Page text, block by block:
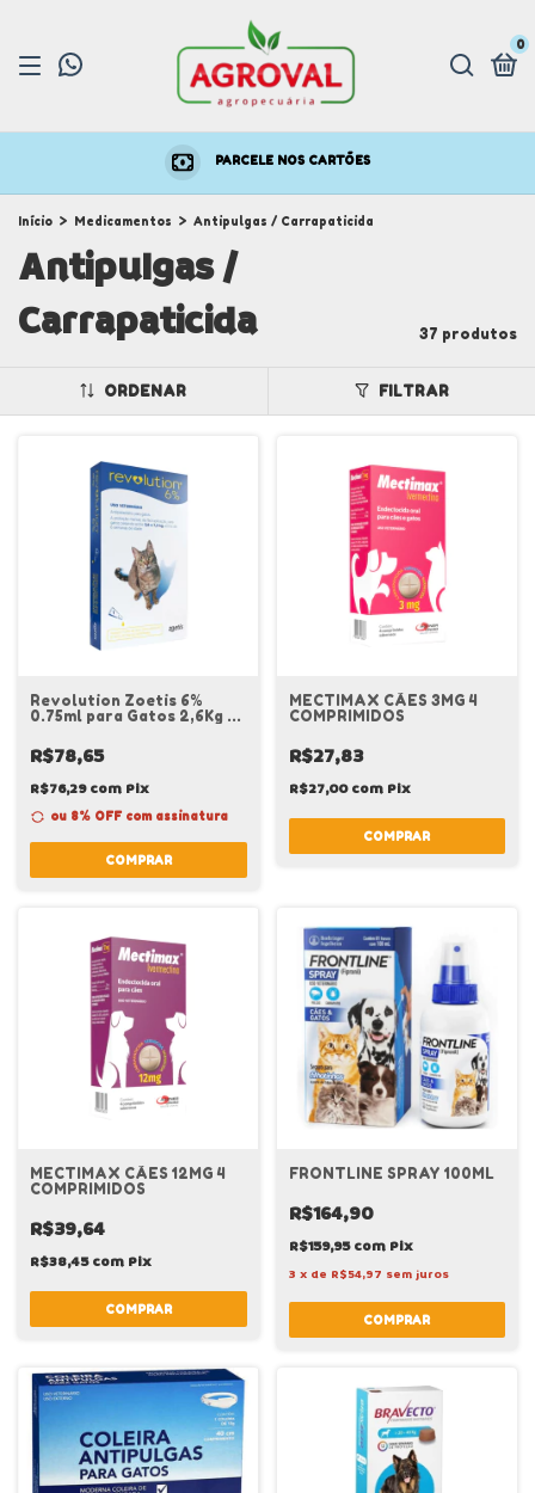
0
PARCELE NOS CARTÕES
Início > Medicamentos > Antipulgas / Carrapaticida
Antipulgas /
Carrapaticida
37 produtos
ORDENAR FILTRAR
Revolution Zoetis 6%
0.75ml para Gatos 2,6Kg a
R$78,65
R$76,29com Pix
ou 8% OFF com assinatura
COMPRAR
MECTIMAX CÃES 3MG 4
COMPRIMIDOS
R$27,83
R$27,00com Pix
MECTIMAX CÃES 12MG 4
COMPRIMIDOS
R$39,64
R$38,45com Pix
FRONTLINE SPRAY 100ML
R$164,90
R$159,95com Pix
3 x de R$54,97 sem juros